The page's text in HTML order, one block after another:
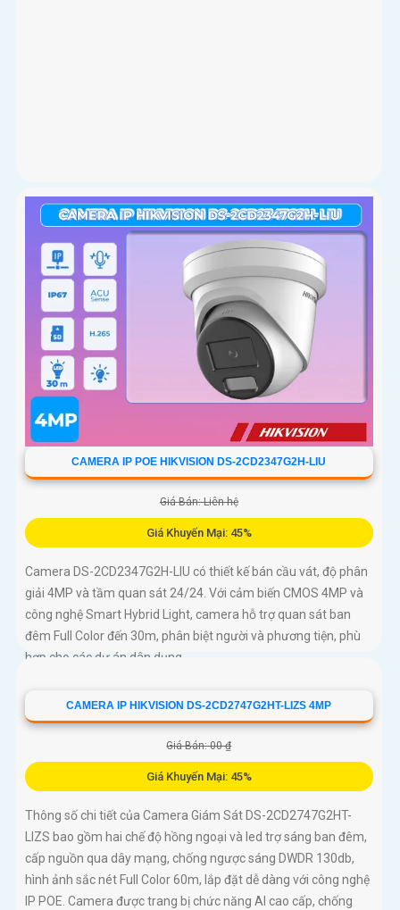
CAMERA IP POE HIKVISION DS-2CD2347G2H-LIU
Giá Bán: Liên hệ
Giá Khuyến Mại: 45%
Camera DS-2CD2347G2H-LIU có thiết kế bán cầu vát, độ phân
giải 4MP và tầm quan sát 24/24. Với cảm biến CMOS 4MP và
công nghệ Smart Hybrid Light, camera hỗ trợ quan sát ban
đêm Full Color đến 30m, phân biệt người và phương tiện, phù
hợp cho các dự án dân dụng
CAMERA IP HIKVISION DS-2CD2747G2HT-LIZS 4MP
Giá Bán: 00 ₫
Giá Khuyến Mại: 45%
Thông số chi tiết của Camera Giám Sát DS-2CD2747G2HT-
LIZS bao gồm hai chế độ hồng ngoại và led trợ sáng ban đêm,
cấp nguồn qua dây mạng, chống ngược sáng DWDR 130db,
hình ảnh sắc nét Full Color 60m, lắp đặt dễ dàng với công nghệ
IP POE. Camera được trang bị chức năng AI cao cấp, chống